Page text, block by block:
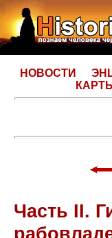
НОВОСТИ
КАРТЫ
Часть II.